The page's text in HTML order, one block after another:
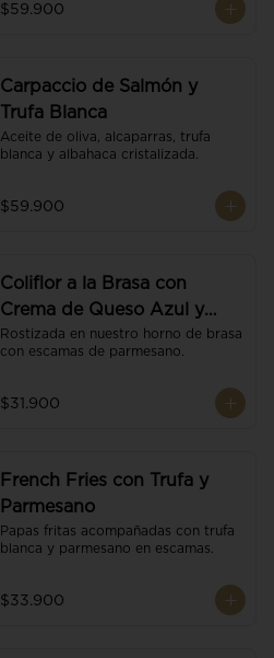
$59.900
Carpaccio de Salmón y
Trufa Blanca
Aceite de oliva, alcaparras, trufa
blanca y albahaca cristalizada.
$59.900
Coliflor a la Brasa con
Crema de Queso Azul y
Vino
Rostizada en nuestro horno de brasa
con escamas de parmesano.
$31.900
French Fries con Trufa y
Parmesano
Papas fritas acompañadas con trufa
blanca y parmesano en escamas.
$33.900